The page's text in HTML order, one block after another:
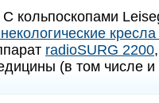
С кольпоскопами
radioSURG 2200
(в том числе и